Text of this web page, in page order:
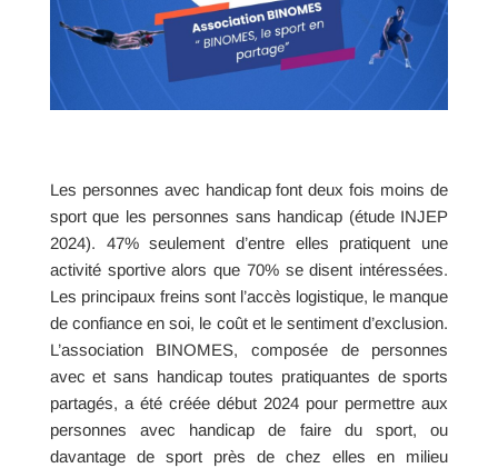
Les personnes avec handicap font deux fois moins de
sport que les personnes sans handicap (étude INJEP
2024). 47% seulement d’entre elles pratiquent une
activité sportive alors que 70% se disent intéressées.
Les principaux freins sont l’accès logistique, le manque
de confiance en soi, le coût et le sentiment d’exclusion.
L’association BINOMES, composée de personnes
avec et sans handicap toutes pratiquantes de sports
partagés, a été créée début 2024 pour permettre aux
personnes avec handicap de faire du sport, ou
davantage de sport près de chez elles en milieu